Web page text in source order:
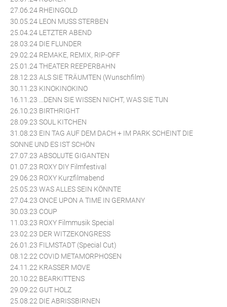
27.06.24 RHEINGOLD
30.05.24 LEON MUSS STERBEN
25.04.24 LETZTER ABEND
28.03.24 DIE FLUNDER
29.02.24 REMAKE, REMIX, RIP-OFF
25.01.24 THEATER REEPERBAHN
28.12.23 ALS SIE TRÄUMTEN (Wunschfilm)
30.11.23 KINOKINOKINO
16.11.23 ...DENN SIE WISSEN NICHT, WAS SIE TUN
26.10.23 BIRTHRIGHT
28.09.23 SOUL KITCHEN
31.08.23 EIN TAG AUF DEM DACH + IM PARK SCHEINT DIE
SONNE UND ES IST SCHÖN
27.07.23 ABSOLUTE GIGANTEN
01.07.23 ROXY DIY Filmfestival
29.06.23 ROXY Kurzfilmabend
25.05.23 WAS ALLES SEIN KÖNNTE
27.04.23 ONCE UPON A TIME IN GERMANY
30.03.23 COUP
11.03.23 ROXY Filmmusik Special
23.02.23 DER WITZEKONGRESS
26.01.23 FILMSTADT (Special Cut)
08.12.22 COVID METAMORPHOSEN
24.11.22 KRASSER MOVE
20.10.22 BEARKITTENS
29.09.22 GUT HOLZ
25.08.22 DIE ABRISSBIRNEN